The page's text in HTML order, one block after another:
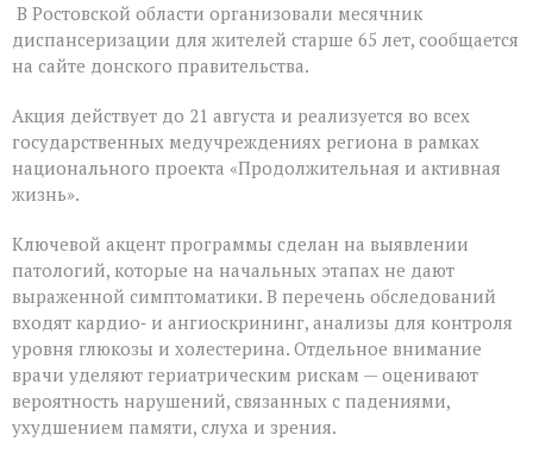
Дону
проходит
месячник
людей
«серебряного»
возраста
В Ростовской области организовали месячник
диспансеризации для жителей старше 65 лет, сообщается
на сайте донского правительства.
Акция действует до 21 августа и реализуется во всех
государственных медучреждениях региона в рамках
национального проекта «Продолжительная и активная
жизнь».
Ключевой акцент программы сделан на выявлении
патологий, которые на начальных этапах не дают
выраженной симптоматики. В перечень обследований
входят кардио‑ и ангиоскрининг, анализы для контроля
уровня глюкозы и холестерина. Отдельное внимание
врачи уделяют гериатрическим рискам — оценивают
вероятность нарушений, связанных с падениями,
ухудшением памяти, слуха и зрения.